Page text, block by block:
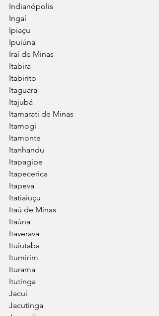
Indianópolis
Ingaí
Ipiaçu
Ipuiúna
Iraí de Minas
Itabira
Itabirito
Itaguara
Itajubá
Itamarati de Minas
Itamogi
Itamonte
Itanhandu
Itapagipe
Itapecerica
Itapeva
Itatiaiuçu
Itaú de Minas
Itaúna
Itaverava
Ituiutaba
Itumirim
Iturama
Itutinga
Jacuí
Jacutinga